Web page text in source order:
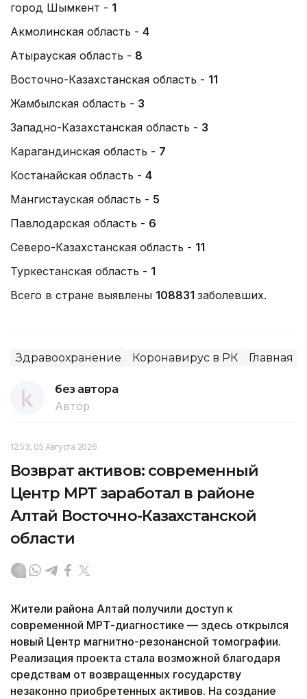
город Шымкент - 1
Акмолинская область - 4
Атырауская область - 8
Восточно-Казахстанская область - 11
Жамбылская область - 3
Западно-Казахстанская область - 3
Карагандинская область - 7
Костанайская область - 4
Мангистауская область - 5
Павлодарская область - 6
Северо-Казахстанская область - 11
Туркестанская область - 1
Всего в стране выявлены 108831 заболевших.
Здравоохранение Коронавирус в РК Главная
без автора
Автор
12:53, 05 Августа 2026
Возврат активов: современный
Центр МРТ заработал в районе
Алтай Восточно-Казахстанской
области
Жители района Алтай получили доступ к
современной МРТ-диагностике — здесь открылся
новый Центр магнитно-резонансной томографии.
Реализация проекта стала возможной благодаря
средствам от возвращенных государству
незаконно приобретенных активов. На создание